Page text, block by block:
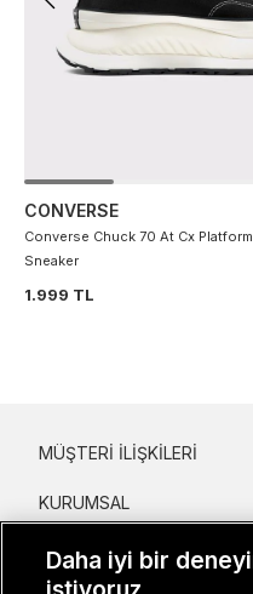
CONVERSE
Converse Chuck 70 At Cx
Sneaker
1.999 TL
MÜŞTERI İLIŞKILERI
KURUMSAL
KADIN KATEGORILER
Daha iyi bir